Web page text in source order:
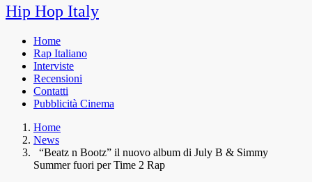
Hip Hop Italy
Home
Rap Italiano
Interviste
Recensioni
Contatti
Pubblicità Cinema
Home
News
“Beatz n Bootz” il nuovo album di July B & Simmy
Summer fuori per Time 2 Rap